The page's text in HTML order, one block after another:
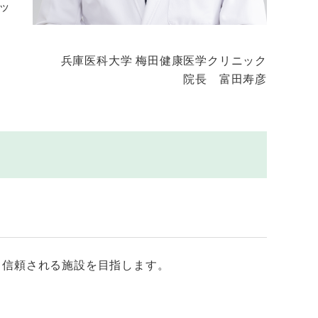
兵庫医科大学 梅田健康医学クリニック
院長 富田寿彦
頼される施設を目指します。